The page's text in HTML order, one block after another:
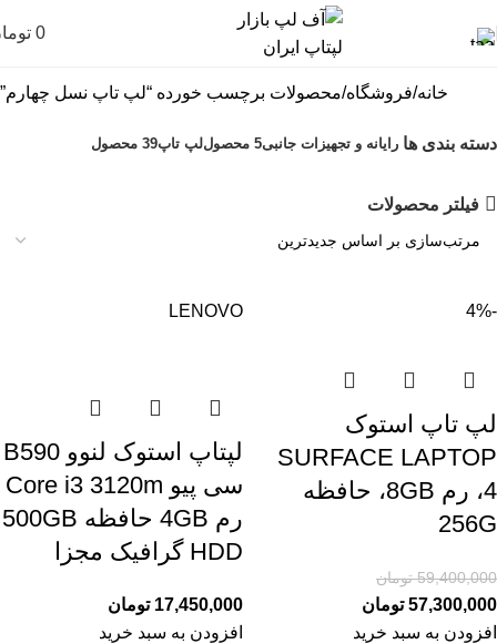
0
خانه فروشگاه محصولات برچسب خورده “لپ تاپ نسل چهارم”
دسته بندی ها رایانه و تجهیزات جانبی5 محصول لپ تاپ39 محصول
فیلتر محصولات
-4%
لپ تاپ استوک
SURFACE LAPTOP
4، رم 8GB، حافظه
256G
59,400,000 تومان
57,300,000 تومان
افزودن به سبد خرید
LENOVO
لپتاپ استوک لنوو B590
سی پیو Core i3 3120m
رم 4GB حافظه 500GB
HDD گرافیک مجزا
17,450,000 تومان
افزودن به سبد خرید